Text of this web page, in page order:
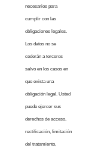
necesarios para
cumplir con las
obligaciones legales.
Los datos no se
cederán a terceros
salvo en los casos en
que exista una
obligación legal. Usted
puede ejercer sus
derechos de acceso,
rectificación, limitación
del tratamiento,